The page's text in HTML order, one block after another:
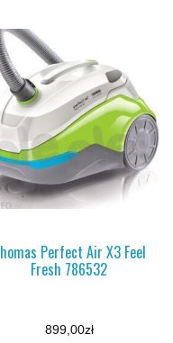
Perfect Air X3 Feel
Fresh 786532
899,00zł